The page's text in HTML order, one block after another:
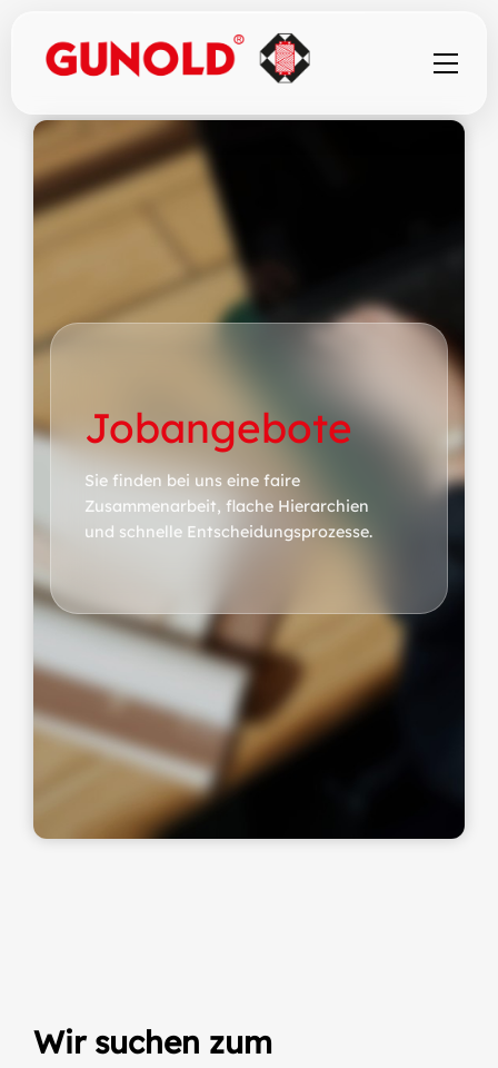
Jobangebote
Sie finden bei uns eine faire
Zusammenarbeit, flache Hierarchien
und schnelle Entscheidungsprozesse.
Wir suchen zum